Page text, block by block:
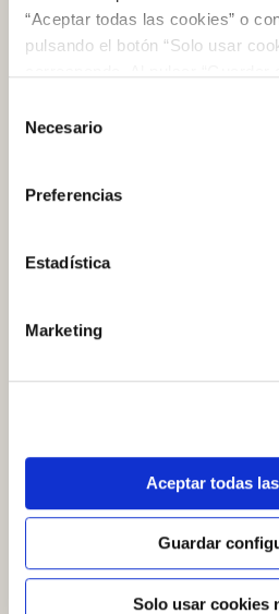
“Aceptar todas las cookies” o
pulsando el botón “Solo usar
no has seleccionado ninguna
equivaldrá a rechazar todas las
obtener más información
Cookiesaquí
Necesario
Preferencias
Estadística
Marketing
Aceptar todas
Guardar
Solo usar cookies
Atención al cliente
Cómo colocar papel pintado
Simbología del papel pintado
Cookies
Política de privacidad
Guía de compra